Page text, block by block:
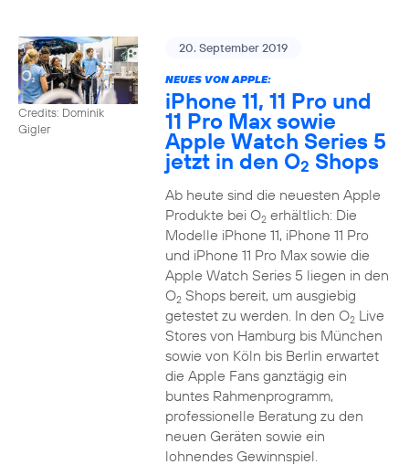
Credits: Dominik
Gigler
20. September 2019
NEUES VON APPLE:
iPhone 11, 11 Pro und
11 Pro Max sowie
Apple Watch Series 5
jetzt in den O2 Shops
Ab heute sind die neuesten Apple
Produkte bei O2erhältlich: Die
Modelle iPhone 11, iPhone 11 Pro
und iPhone 11 Pro Max sowie die
Apple Watch Series 5 liegen in den
O2Shops bereit, um ausgiebig
getestet zu werden. In den O2Live
Stores von Hamburg bis München
sowie von Köln bis Berlin erwartet
die Apple Fans ganztägig ein
buntes Rahmenprogramm,
professionelle Beratung zu den
neuen Geräten sowie ein
lohnendes Gewinnspiel.